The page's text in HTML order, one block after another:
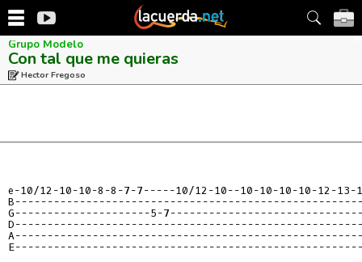
Grupo Modelo
Con tal que me quieras
Hector Fregoso
e-10/12-10-10-8-8-7-7-----10/12-10--10-10-10-10-12-13-
G---------------------5-